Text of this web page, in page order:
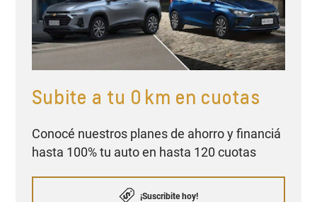
Subite a tu 0 km en cuotas
Conocé nuestros planes de ahorro y financiá
hasta 100% tu auto en hasta 120 cuotas
¡Suscribite hoy!